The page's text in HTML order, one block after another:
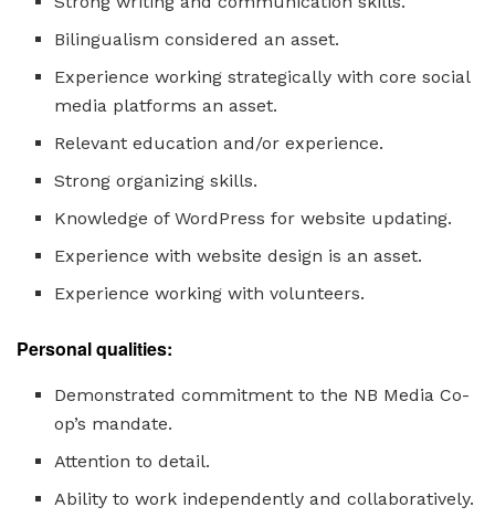
Bilingualism considered an asset.
Experience working strategically with core social
media platforms an asset.
Relevant education and/or experience.
Strong organizing skills.
Knowledge of WordPress for website updating.
Experience with website design is an asset.
Experience working with volunteers.
Personal qualities:
Demonstrated commitment to the NB Media Co-
op’s mandate.
Attention to detail.
Ability to work independently and collaboratively.